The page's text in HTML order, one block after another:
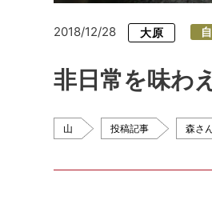
2018/12/28 大原
非日常を味わ
山 投稿記事 森さ